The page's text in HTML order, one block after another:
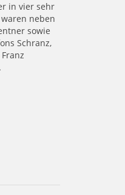
in vier sehr
neben
sowie
Schranz,